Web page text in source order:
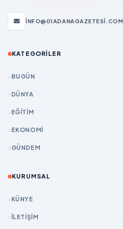
INFO@01ADANAGAZETESI.COM
KATEGORILER
BUGÜN
DÜNYA
EĞİTİM
EKONOMİ
GÜNDEM
KURUMSAL
KÜNYE
İLETIŞIM